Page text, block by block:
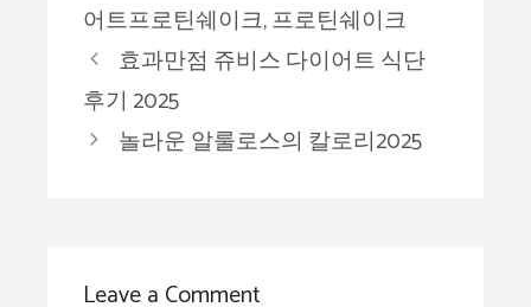
어트프로틴쉐이크,프로틴쉐이크
효과만점 쥬비스 다이어트 식단
후기 2025
놀라운 알룰로스의 칼로리2025
Leave a Comment